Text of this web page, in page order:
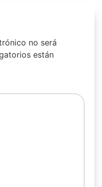
no será
están